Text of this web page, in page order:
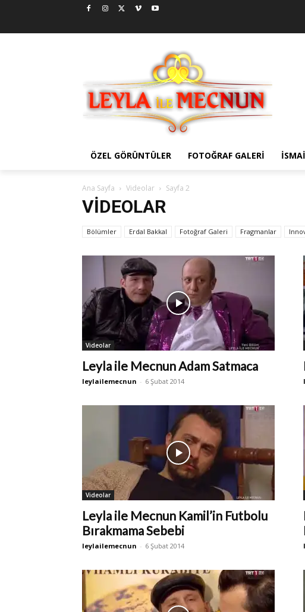
ÖZEL GÖRÜNTÜLER FOTOĞRAF GALERI
Ana Sayfa Videolar Sayfa 2
VIDEOLAR
Bölümler Erdal Bakkal Fotoğraf Galeri Fragmanlar
Videolar
Leyla ile Mecnun Adam Satmaca
leylailemecnun - 6 Şubat 2014
Videolar
Leyla ile Mecnun Kamil’in Futbolu
Bırakmama Sebebi
leylailemecnun - 6 Şubat 2014